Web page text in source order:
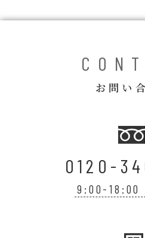
お問い
0120-
9:00-18:00